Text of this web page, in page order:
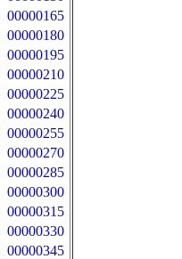
00000165
00000180
00000195
00000210
00000225
00000240
00000255
00000270
00000285
00000300
00000315
00000330
00000345